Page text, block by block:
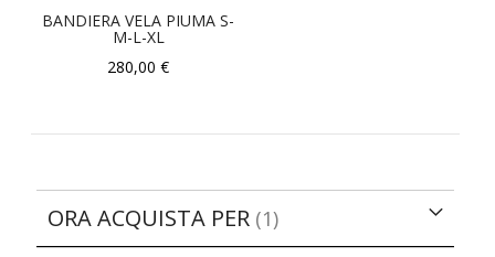
BANDIERA VELA PIUMA S-
M-L-XL
280,00 €
ORA ACQUISTA PER